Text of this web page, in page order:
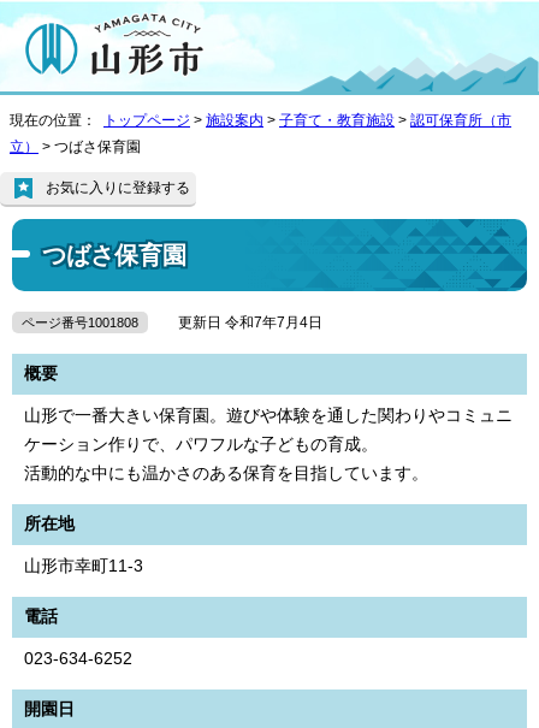
現在の位置： トップページ > 施設案内 > 子育て・教育施設 > 認可保育所（市
立）
> つばさ保育園
つばさ保育園
お気に入りに登録する
ページ番号1001808 更新日 令和7年7月4日
概要
山形で一番大きい保育園。遊びや体験を通した関わりやコミュニ
ケーション作りで、パワフルな子どもの育成。
活動的な中にも温かさのある保育を目指しています。
所在地
山形市幸町11-3
電話
023-634-6252
開園日